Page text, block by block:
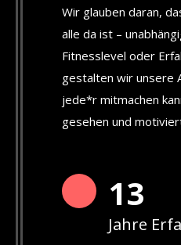
Wir glauben daran,
alle da ist –
Fitnesslevel oder
gestalten wir unsere
jede*r mitmachen
gesehen und
13
Jahre